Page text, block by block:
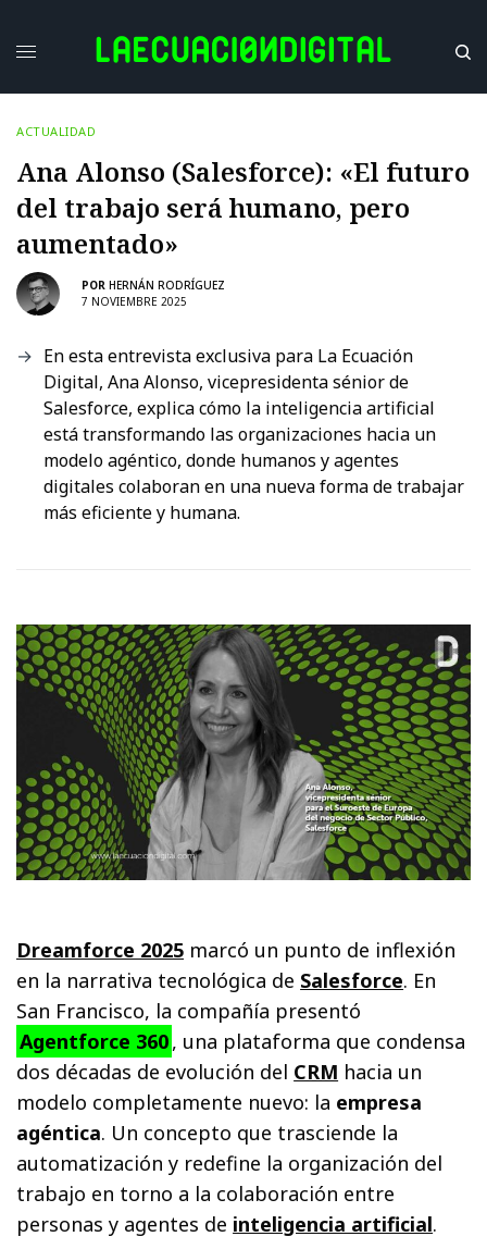
ACTUALIDAD
Ana Alonso (Salesforce): «El futuro
del trabajo será humano, pero
aumentado»
POR HERNÁN RODRÍGUEZ
7 NOVIEMBRE 2025
En esta entrevista exclusiva para La Ecuación
Digital, Ana Alonso, vicepresidenta sénior de
Salesforce, explica cómo la inteligencia artificial
está transformando las organizaciones hacia un
modelo agéntico, donde humanos y agentes
digitales colaboran en una nueva forma de trabajar
más eficiente y humana.
Dreamforce 2025 marcó un punto de inflexión
en la narrativa tecnológica de Salesforce. En
San Francisco, la compañía presentó
Agentforce 360, una plataforma que condensa
dos décadas de evolución del CRM hacia un
modelo completamente nuevo: la empresa
agéntica. Un concepto que trasciende la
automatización y redefine la organización del
trabajo en torno a la colaboración entre
personas y agentes de inteligencia artificial.